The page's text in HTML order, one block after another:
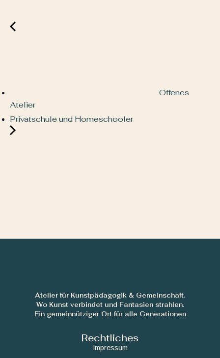
Offenes
Atelier
Privatschule und Homeschooler
Atelier für Kunstpädagogik & Gemeinschaft.
Wo Kunst verbindet und Fantasien strahlen.
Ein gemeinnütziger Ort für alle Generationen
Rechtliches
Impressum